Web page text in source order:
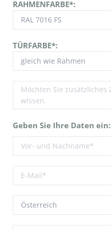
RAHMENFARBE*:
TÜRFARBE*:
Geben Sie Ihre Daten ein: